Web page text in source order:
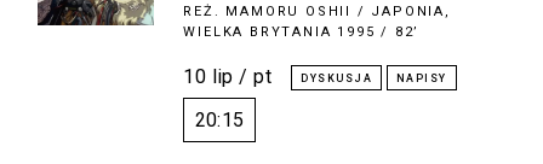
REŻ. MAMORU OSHII
/ JAPONIA,
WIELKA BRYTANIA 1995 / 82’
10 lip / pt
20:15